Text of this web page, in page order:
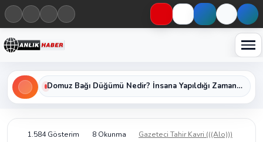
Haberleri keşfet
Domuz Bağı Düğümü Nedir? İnsana Yapıldığı Zaman Yavaş Yavaş Öldüren Ölümcül Düğümün Kan Donduran Gerçekleri
1.584 Gösterim 8 Okunma
Gazeteci Tahir Kavri (((Alo)))